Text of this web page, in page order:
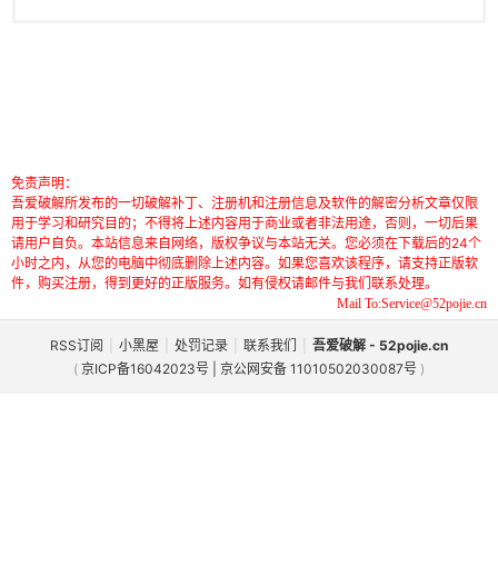
免责声明：
吾爱破解所发布的一切破解补丁、注册机和注册信息及软件的解密分析文章仅限
用于学习和研究目的；不得将上述内容用于商业或者非法用途，否则，一切后果
请用户自负。本站信息来自网络，版权争议与本站无关。您必须在下载后的24个
小时之内，从您的电脑中彻底删除上述内容。如果您喜欢该程序，请支持正版软
件，购买注册，得到更好的正版服务。如有侵权请邮件与我们联系处理。
Mail To:Service@52pojie.cn
RSS订阅 小黑屋 处罚记录 联系我们
吾爱破解 - 52pojie.cn
( 京ICP备16042023号 | 京公网安备 11010502030087号 )